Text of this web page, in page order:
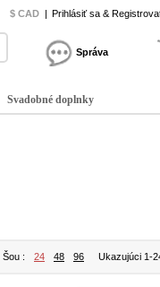
$ CAD | Prihlásiť sa &
Správa
Svadobné doplnky
Šou : 24 48 96 Ukazujúci 1-